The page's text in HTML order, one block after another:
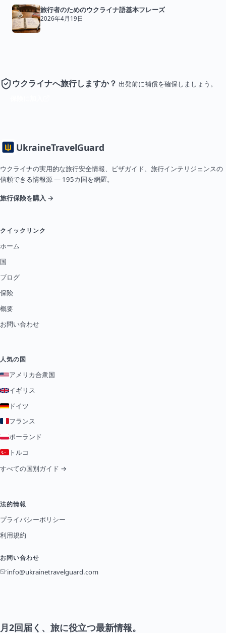
旅行者のためのウクライナ語基本フレーズ
2026年4月19日
ウクライナへ旅行しますか？ 出発前に補償を確保しましょう。
UkraineTravelGuard
ウクライナの実用的な旅行安全情報、ビザガイド、旅行インテリジェンスの
信頼できる情報源 — 195カ国を網羅。
旅行保険を購入 →
クイックリンク
ホーム
国
ブログ
保険
概要
お問い合わせ
人気の国
アメリカ合衆国
イギリス
ドイツ
フランス
ポーランド
トルコ
すべての国別ガイド →
法的情報
プライバシーポリシー
利用規約
お問い合わせ
info@ukrainetravelguard.com
月2回届く、旅に役立つ最新情報。